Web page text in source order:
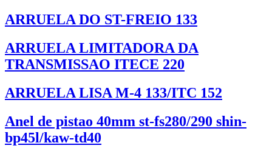
ARRUELA DO ST-FREIO 133
ARRUELA LIMITADORA DA
TRANSMISSAO ITECE 220
ARRUELA LISA M-4 133/ITC 152
Anel de pistao 40mm st-fs280/290 shin-
bp45l/kaw-td40